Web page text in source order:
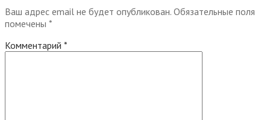
Ваш адрес email не будет опубликован. Обязательные поля
помечены *
Комментарий *